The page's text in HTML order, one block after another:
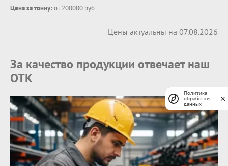
Цена за тонну: от 200000 руб.
Цены актуальны на 07.08.2026
За качество продукции отвечает наш
ОТК
Политика
обработки
данных